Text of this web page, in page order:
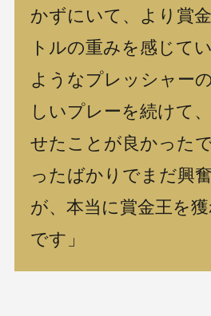
かずにいて、より賞
トルの重みを感じて
ようなプレッシャー
しいプレーを続けて
せたことが良かった
ったばかりでまだ興
が、本当に賞金王を
です」